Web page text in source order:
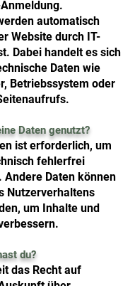
automatisch
Website durch IT-
Dabei handelt es sich
Daten wie
Betriebssystem oder
Daten genutzt?
ist erforderlich, um
fehlerfrei
Daten können
Nutzerverhaltens
um Inhalte und
du?
das Recht auf